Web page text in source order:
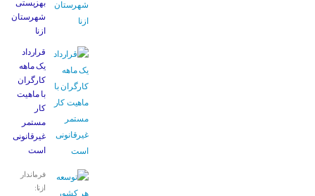
بهزیستی
شهرستان
ازنا
قرارداد
یک ماهه
کارگران
با ماهیت
کار
مستمر
غیرقانونی
است
فرماندار
ازنا: